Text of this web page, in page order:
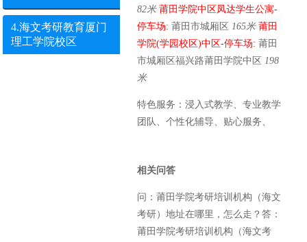
4.海文考研教育厦门
理工学院校区
82米 莆田学院中区凤达学生公寓-
停车场: 莆田市城厢区 165米 莆田
学院(学园校区)中区-停车场: 莆田
市城厢区福兴路莆田学院中区 198
米
特色服务：浸入式教学、专业教学
团队、个性化辅导、贴心服务、
相关问答
问：莆田学院考研培训机构（海文
考研）地址在哪里，怎么走？答：
莆田学院考研培训机构（海文考